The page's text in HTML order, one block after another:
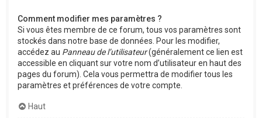
Comment modifier mes paramètres ?
Si vous êtes membre de ce forum, tous vos paramètres sont
stockés dans notre base de données. Pour les modifier,
accédez au Panneau de l’utilisateur(généralement ce lien est
accessible en cliquant sur votre nom d’utilisateur en haut des
pages du forum). Cela vous permettra de modifier tous les
paramètres et préférences de votre compte.
Haut